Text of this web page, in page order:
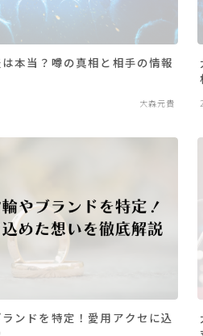
本当？噂の真相と相手の情報
大森元貴
ンドを特定！愛用アクセに込